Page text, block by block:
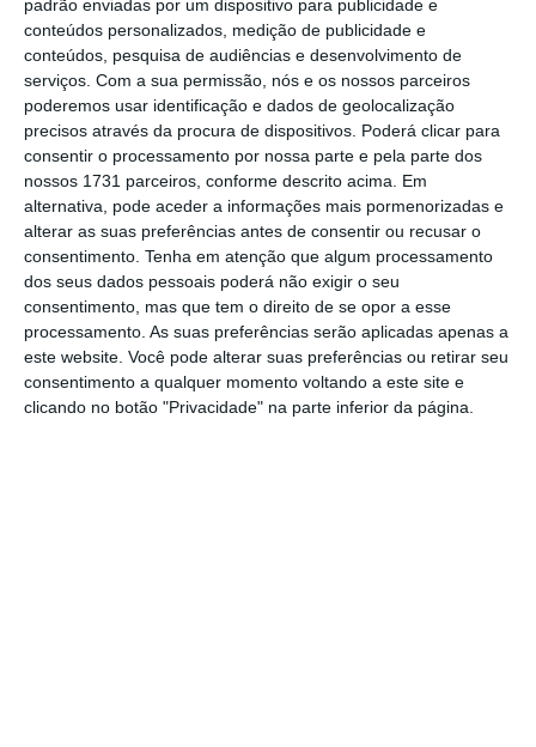
padrão enviadas por um dispositivo para publicidade e
conteúdos personalizados, medição de publicidade e
conteúdos, pesquisa de audiências e desenvolvimento de
serviços. Com a sua permissão, nós e os nossos parceiros
poderemos usar identificação e dados de geolocalização
precisos através da procura de dispositivos. Poderá clicar para
consentir o processamento por nossa parte e pela parte dos
nossos 1731 parceiros, conforme descrito acima. Em
alternativa, pode aceder a informações mais pormenorizadas e
alterar as suas preferências antes de consentir ou recusar o
consentimento. Tenha em atenção que algum processamento
dos seus dados pessoais poderá não exigir o seu
consentimento, mas que tem o direito de se opor a esse
processamento. As suas preferências serão aplicadas apenas a
este website. Você pode alterar suas preferências ou retirar seu
consentimento a qualquer momento voltando a este site e
clicando no botão "Privacidade" na parte inferior da página.
Portugal regista 16.934 casos de coronavírus. Há 535
mortes
Ler Mais
Desde a contagem realizada às 19h00 GMT de
domingo,5.236 novas mortes e 64.457 novos
casos foram registados em todo o mundo.Os
países que com mais óbitos nas últimas 24
horas são os Estados Unidos, com 1.446 novas
mortes, o Reino Unido (717) e a França (574).
Os Estados Unidos, que tiveram a sua primeira